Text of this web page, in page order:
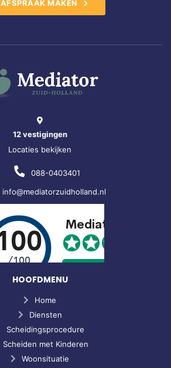
AFSPRAAK MAKEN
12 vestigingen
Locaties bekijken
088-0403401
info@mediatorzuidholland.nl
HOOFDMENU
Home
Diensten
Scheidingsprocedure
Scheiden met Kinderen
Woonsituatie